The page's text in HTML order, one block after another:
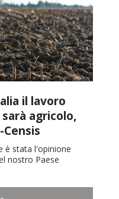
il lavoro
agricolo,
è stata l'opinione
nostro Paese